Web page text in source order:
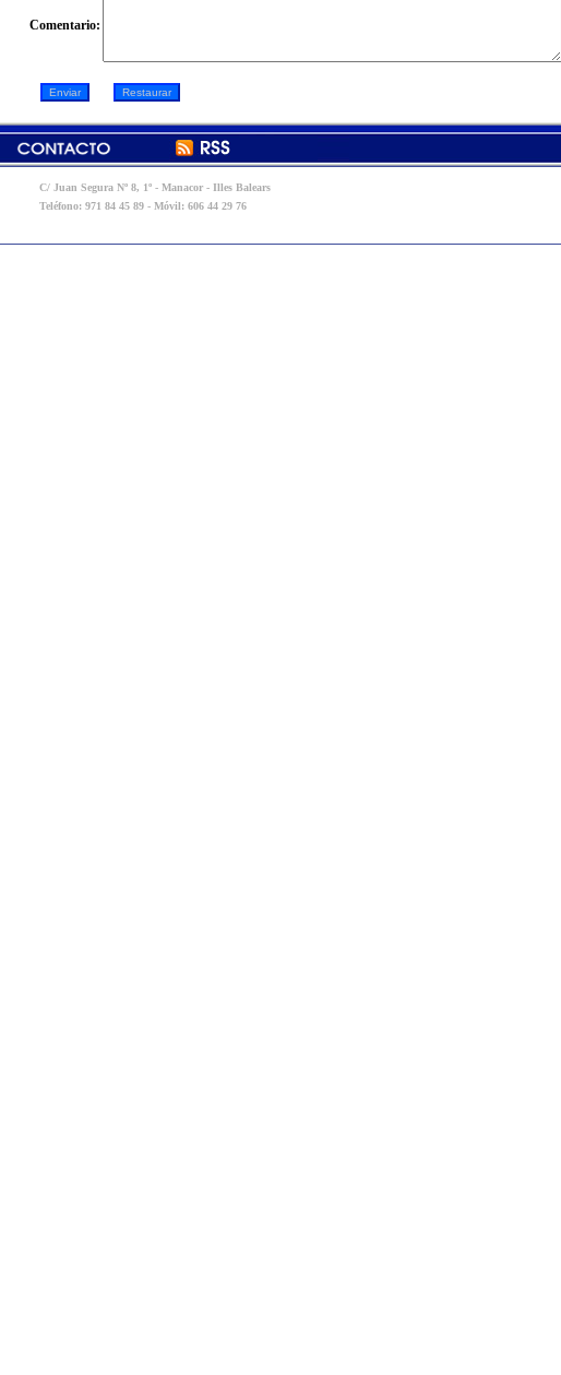
Comentario:
C/ Juan Segura Nº 8, 1º - Manacor - Illes Balears
Teléfono: 971 84 45 89 - Móvil: 606 44 29 76